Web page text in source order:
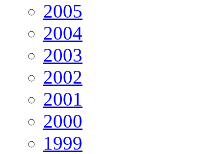
2005
2004
2003
2002
2001
2000
1999